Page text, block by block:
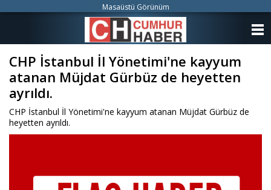
CHP İstanbul İl Yönetimi'ne kayyum
atanan Müjdat Gürbüz de heyetten
ayrıldı.
CHP İstanbul İl Yönetimi'ne kayyum atanan Müjdat Gürbüz de
heyetten ayrıldı.
Masaüstü Görünüm
KATEGORİLER
YAZARLAR
ANKETLER
VİDEO GALERİ